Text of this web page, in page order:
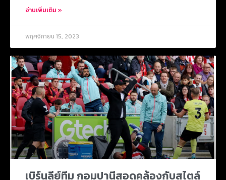
อ่านเพิ่มเติม »
พฤศจิกายน 15, 2023
เบิร์นลีย์ทีม กอมปานีสอดคล้องกับสไตล์